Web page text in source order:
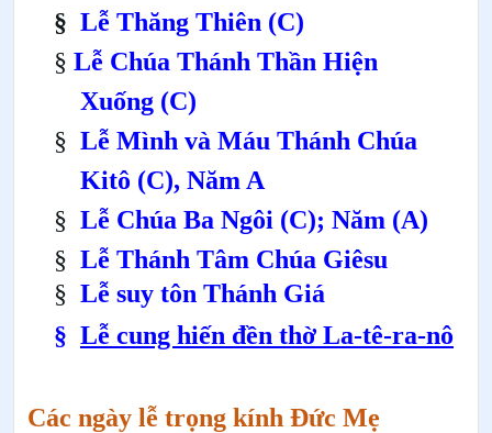
§ Lễ Thăng Thiên (C)
§ Lễ Chúa Thánh Thần Hiện
Xuống (C)
§ Lễ Mình và Máu Thánh Chúa
Kitô (C), Năm A
§ Lễ Chúa Ba Ngôi (C); Năm (A)
§ Lễ Thánh Tâm Chúa Giêsu
§ Lễ suy tôn Thánh Giá
§ Lễ cung hiến đền thờ La-tê-ra-nô
Các ngày lễ trọng kính Đức Mẹ